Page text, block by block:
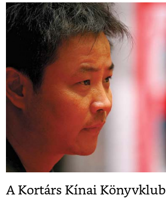
A Kortárs Kínai Könyvklub